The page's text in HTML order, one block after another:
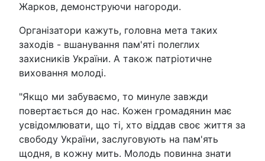
Жарков, демонструючи нагороди.
Організатори кажуть, головна мета таких
заходів - вшанування пам'яті полеглих
захисників України. А також патріотичне
виховання молоді.
"Якщо ми забуваємо, то минуле завжди
повертається до нас. Кожен громадянин має
усвідомлювати, що ті, хто віддав своє життя за
свободу України, заслуговують на пам'ять
щодня, в кожну мить. Молодь повинна знати